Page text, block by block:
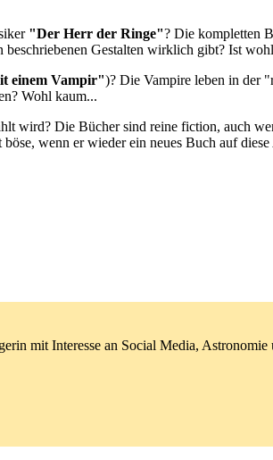
"Der Herr der Ringe"? Die kompletten
Gestalten wirklich gibt? Ist
einem Vampir")? Die Vampire leben in der
Wohl kaum...
wird? Die Bücher sind reine fiction, auch
wenn er wieder ein neues Buch auf
mit Interesse an Social Media,